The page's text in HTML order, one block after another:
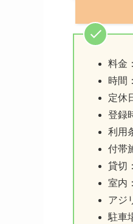
料金
時間
定休
登録
利用
付帯
貸切
室内
アジ
駐車